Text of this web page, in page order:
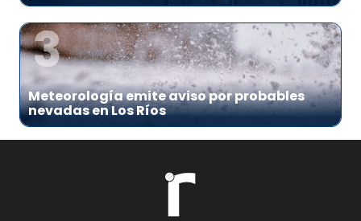
3
Meteorología emite aviso por probables
nevadas en Los Ríos